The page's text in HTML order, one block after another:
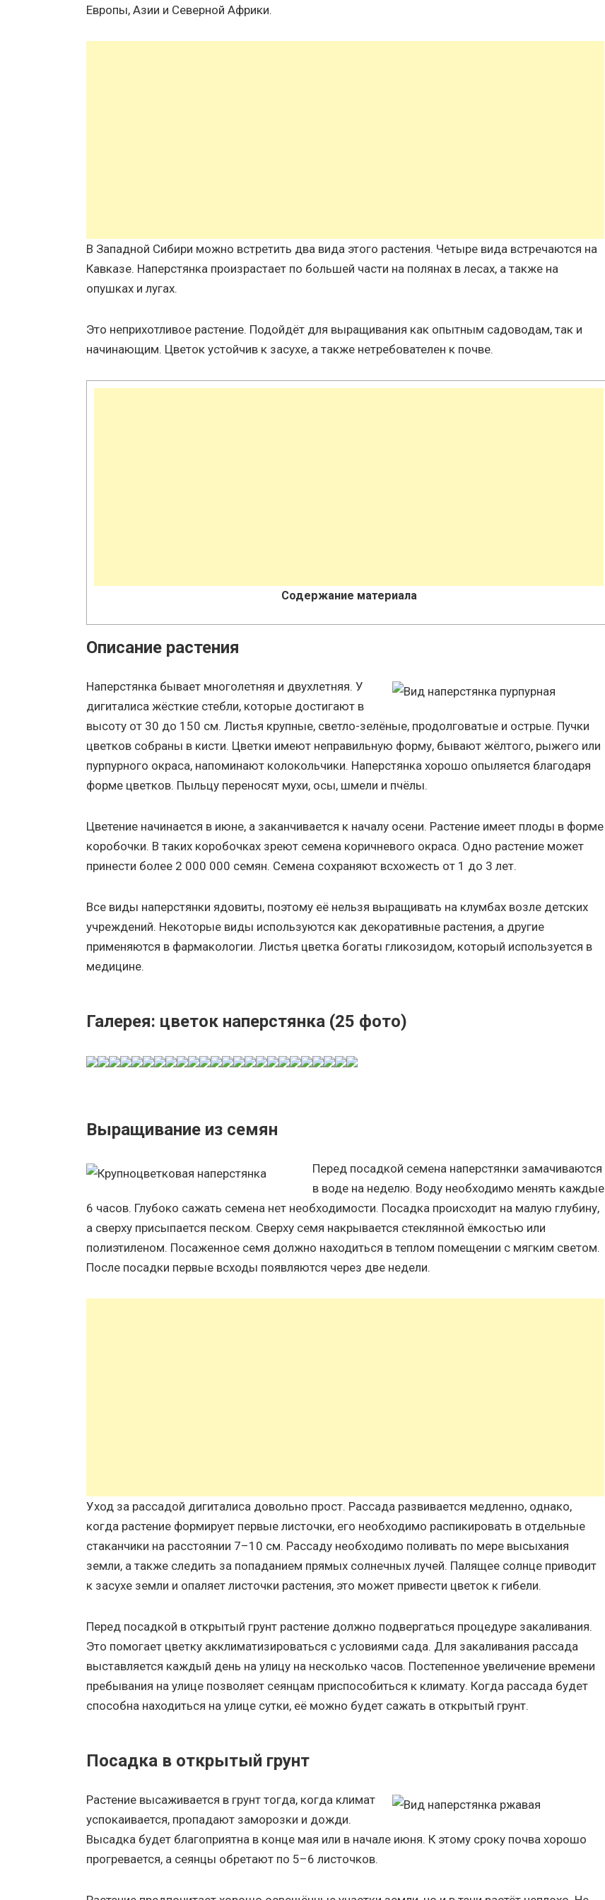
Европы, Азии и Северной Африки.
В Западной Сибири можно встретить два вида этого растения. Четыре вида встречаются на
Кавказе. Наперстянка произрастает по большей части на полянах в лесах, а также на
опушках и лугах.
Это неприхотливое растение. Подойдёт для выращивания как опытным садоводам, так и
начинающим. Цветок устойчив к засухе, а также нетребователен к почве.
Содержание материала
Описание растения
Наперстянка бывает многолетняя и двухлетняя. У
дигиталиса жёсткие стебли, которые достигают в
высоту от 30 до 150 см. Листья крупные, светло-зелёные, продолговатые и острые. Пучки
цветков собраны в кисти. Цветки имеют неправильную форму, бывают жёлтого, рыжего или
пурпурного окраса, напоминают колокольчики. Наперстянка хорошо опыляется благодаря
форме цветков. Пыльцу переносят мухи, осы, шмели и пчёлы.
Цветение начинается в июне, а заканчивается к началу осени. Растение имеет плоды в форме
коробочки. В таких коробочках зреют семена коричневого окраса. Одно растение может
принести более 2 000 000 семян. Семена сохраняют всхожесть от 1 до 3 лет.
Все виды наперстянки ядовиты, поэтому её нельзя выращивать на клумбах возле детских
учреждений. Некоторые виды используются как декоративные растения, а другие
применяются в фармакологии. Листья цветка богаты гликозидом, который используется в
медицине.
Галерея: цветок наперстянка (25 фото)
Выращивание из семян
Перед посадкой семена наперстянки замачиваются
в воде на неделю. Воду необходимо менять каждые
6 часов. Глубоко сажать семена нет необходимости. Посадка происходит на малую глубину,
а сверху присыпается песком. Сверху семя накрывается стеклянной ёмкостью или
полиэтиленом. Посаженное семя должно находиться в теплом помещении с мягким светом.
После посадки первые всходы появляются через две недели.
Уход за рассадой дигиталиса довольно прост. Рассада развивается медленно, однако,
когда растение формирует первые листочки, его необходимо распикировать в отдельные
стаканчики на расстоянии 7–10 см. Рассаду необходимо поливать по мере высыхания
земли, а также следить за попаданием прямых солнечных лучей. Палящее солнце приводит
к засухе земли и опаляет листочки растения, это может привести цветок к гибели.
Перед посадкой в открытый грунт растение должно подвергаться процедуре закаливания.
Это помогает цветку акклиматизироваться с условиями сада. Для закаливания рассада
выставляется каждый день на улицу на несколько часов. Постепенное увеличение времени
пребывания на улице позволяет сеянцам приспособиться к климату. Когда рассада будет
способна находиться на улице сутки, её можно будет сажать в открытый грунт.
Посадка в открытый грунт
Растение высаживается в грунт тогда, когда климат
успокаивается, пропадают заморозки и дожди.
Высадка будет благоприятна в конце мая или в начале июня. К этому сроку почва хорошо
прогревается, а сеянцы обретают по 5–6 листочков.